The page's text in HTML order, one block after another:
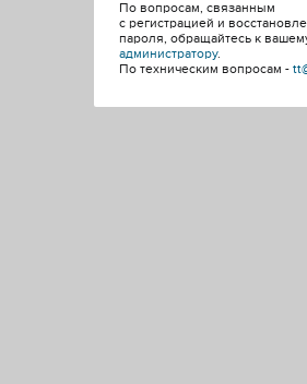
По вопросам, связанным
с регистрацией и
пароля, обращайтесь к
администратору.
По техническим вопросам -